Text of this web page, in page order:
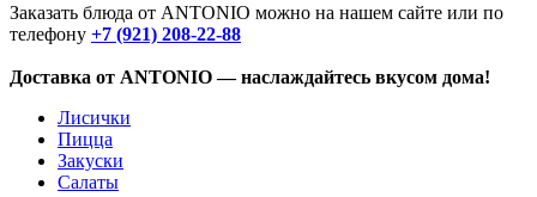
Заказать блюда от ANTONIO можно на нашем сайте или по
телефону +7 (921) 208-22-88
Доставка от ANTONIO — наслаждайтесь вкусом дома!
Лисички
Пицца
Закуски
Салаты